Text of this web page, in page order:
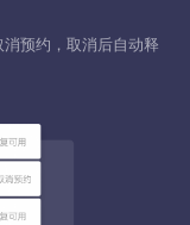
预约，取消后自动释